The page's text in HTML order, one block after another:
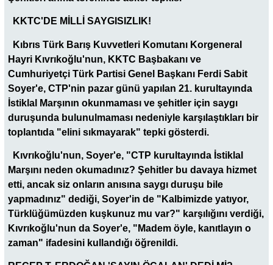
KKTC'DE MİLLİ SAYGISIZLIK!
Kıbrıs Türk Barış Kuvvetleri Komutanı Korgeneral
Hayri Kıvrıkoğlu'nun, KKTC Başbakanı ve
Cumhuriyetçi Türk Partisi Genel Başkanı Ferdi Sabit
Soyer'e, CTP'nin pazar günü yapılan 21. kurultayında
İstiklal Marşının okunmaması ve şehitler için saygı
duruşunda bulunulmaması nedeniyle karşılaştıkları bir
toplantıda "elini sıkmayarak" tepki gösterdi.
Kıvrıkoğlu'nun, Soyer'e, "CTP kurultayında İstiklal
Marşını neden okumadınız? Şehitler bu davaya hizmet
etti, ancak siz onların anısına saygı duruşu bile
yapmadınız" dediği, Soyer'in de "Kalbimizde yatıyor,
Türklüğümüzden kuşkunuz mu var?" karşılığını verdiği,
Kıvrıkoğlu'nun da Soyer'e, "Madem öyle, kanıtlayın o
zaman" ifadesini kullandığı öğrenildi.